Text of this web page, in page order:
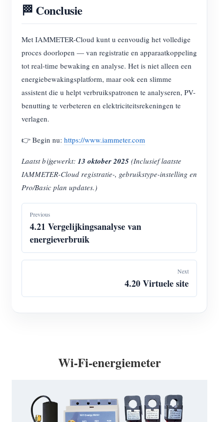
🏁 Conclusie
Met IAMMETER-Cloud kunt u eenvoudig het volledige
proces doorlopen — van registratie en apparaatkoppeling
tot real-time bewaking en analyse. Het is niet alleen een
energiebewakingsplatform, maar ook een slimme
assistent die u helpt verbruikspatronen te analyseren, PV-
benutting te verbeteren en elektriciteitsrekeningen te
verlagen.
👉 Begin nu: https://www.iammeter.com
Laatst bijgewerkt: 13 oktober 2025 (Inclusief laatste
IAMMETER-Cloud registratie-, gebruikstype-instelling en
Pro/Basic plan updates.)
Previous
4.21 Vergelijkingsanalyse van
energieverbruik
Next
4.20 Virtuele site
Wi-Fi-energiemeter